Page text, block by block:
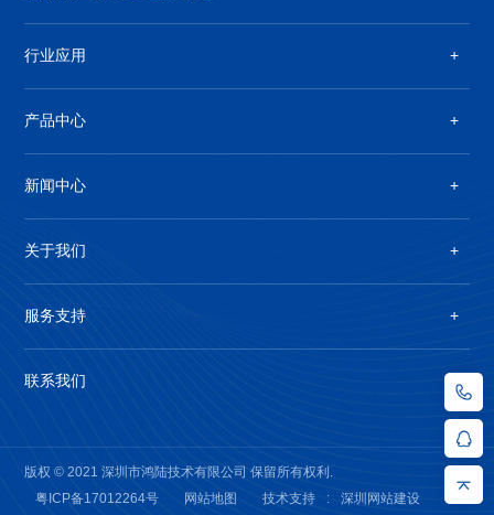
行业应用
产品中心
新闻中心
关于我们
服务支持
联系我们
版权 © 2021 深圳市鸿陆技术有限公司 保留所有权利.
粤ICP备17012264号
网站地图 技术支持 : 深圳网站建设